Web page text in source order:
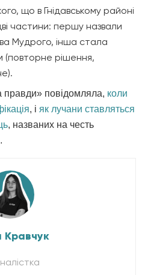
що в Гнідавському районі
частини: першу назвали
Мудрого, інша стала
(повторне рішення,
повідомляла, коли
, і як лучани ставляться
, названих на честь
Кравчук